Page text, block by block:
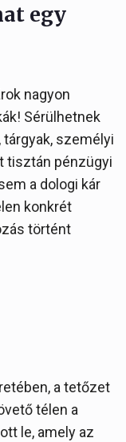
egy
nagyon
Sérülhetnek
személyi
tisztán pénzügyi
a dologi kár
konkrét
történt
a tetőzet
télen a
le, amely az